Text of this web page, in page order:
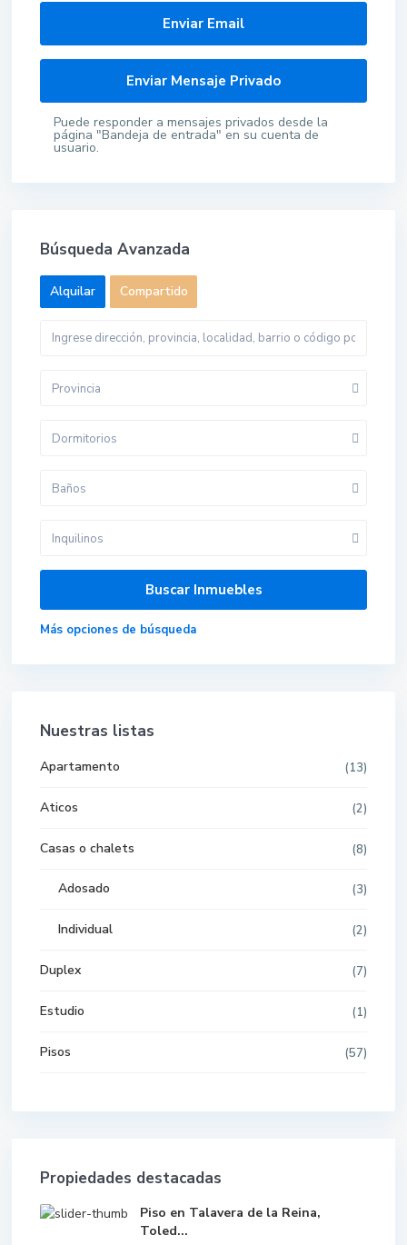
Puede responder a mensajes privados desde la
página "Bandeja de entrada" en su cuenta de
usuario.
Búsqueda Avanzada
Alquilar Compartido
Provincia
Dormitorios
Baños
Inquilinos
Más opciones de búsqueda
Nuestras listas
Apartamento (13)
Aticos (2)
Casas o chalets (8)
Adosado (3)
Individual (2)
Duplex (7)
Estudio (1)
Pisos (57)
Propiedades destacadas
Piso en Talavera de la Reina,
Toled...